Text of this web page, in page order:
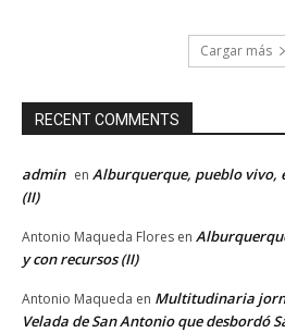
Cargar más
RECENT COMMENTS
admin en Alburquerque, pueblo vivo,
(II)
Antonio Maqueda Flores en
y con recursos (II)
Antonio Maqueda en Multitudinaria
Velada de San Antonio que desbordó